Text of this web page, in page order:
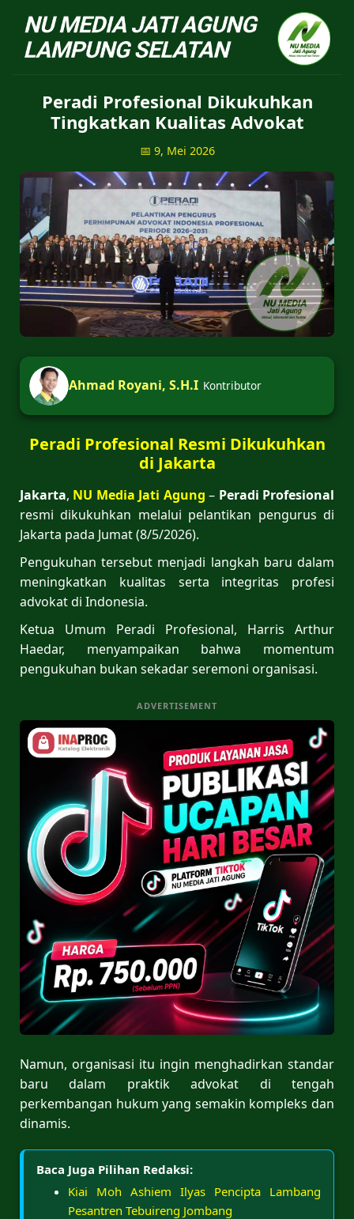
NU Jatiagung - Situs
Peradi Profesional Dikukuhkan
Tingkatkan Kualitas Advokat
📅 9, Mei 2026
Ahmad Royani, S.H.I Kontributor
Peradi Profesional Resmi Dikukuhkan
di Jakarta
Jakarta, NU Media Jati Agung – Peradi Profesional
resmi dikukuhkan melalui pelantikan pengurus di
Jakarta pada Jumat (8/5/2026).
Pengukuhan tersebut menjadi langkah baru dalam
meningkatkan kualitas serta integritas profesi
advokat di Indonesia.
Ketua Umum Peradi Profesional, Harris Arthur
Haedar, menyampaikan bahwa momentum
pengukuhan bukan sekadar seremoni organisasi.
ADVERTISEMENT
Namun, organisasi itu ingin menghadirkan standar
baru dalam praktik advokat di tengah
perkembangan hukum yang semakin kompleks dan
dinamis.
Baca Juga Pilihan Redaksi:
Kiai Moh Ashiem Ilyas Pencipta Lambang
Pesantren Tebuireng Jombang